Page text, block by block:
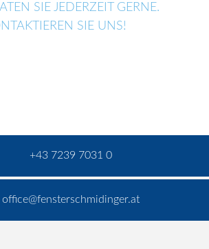
SIE JEDERZEIT GERNE.
SIE UNS!
+43 7239 7031 0
office@fensterschmidinger.at